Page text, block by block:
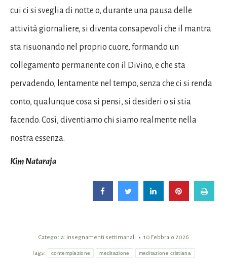
cui ci si sveglia di notte o, durante una pausa delle
attività giornaliere, si diventa consapevoli che il mantra
sta risuonando nel proprio cuore, formando un
collegamento permanente con il Divino, e che sta
pervadendo, lentamente nel tempo, senza che ci si renda
conto, qualunque cosa si pensi, si desideri o si stia
facendo. Così, diventiamo chi siamo realmente nella
nostra essenza.
Kim Nataraja
Categoria: Insegnamenti settimanali 10 Febbraio 2026
Tags: contemplazione meditazione meditazione cristiana